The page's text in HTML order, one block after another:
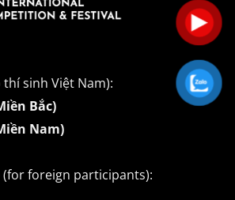
sinh Việt Nam):
Bắc)
Nam)
foreign participants):